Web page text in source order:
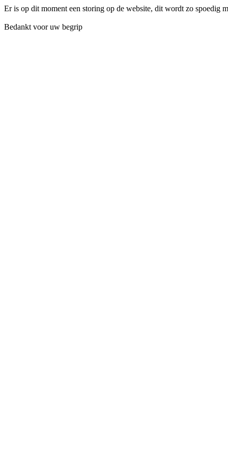
Er is op dit moment een storing op de website, dit wordt zo spoedig
Bedankt voor uw begrip